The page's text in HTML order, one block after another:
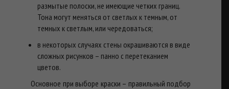
размытые полоски, не имеющие четких границ.
Тона могут меняться от светлых к темным, от
темных к светлым, или чередоваться;
в некоторых случаях стены окрашиваются в виде
сложных рисунков – панно с перетеканием
цветов.
Основное при выборе краски – правильный подбор